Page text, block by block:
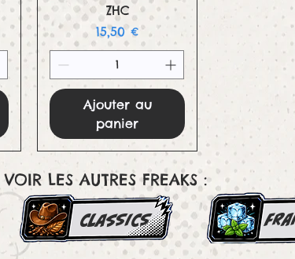
ZHC
Prix
15,50 €
Ajouter au
panier
VOIR LES AUTRES FREAKS :
classics